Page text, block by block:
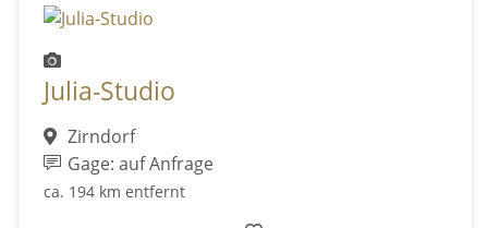
Julia-Studio
Zirndorf
Gage: auf Anfrage
ca. 194 km entfernt